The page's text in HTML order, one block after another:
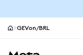
GEVon/BRL